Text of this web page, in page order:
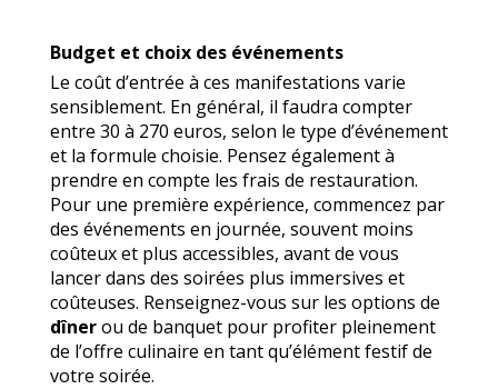
Budget et choix des événements
Le coût d’entrée à ces manifestations varie
sensiblement. En général, il faudra compter
entre 30 à 270 euros, selon le type d’événement
et la formule choisie. Pensez également à
prendre en compte les frais de restauration.
Pour une première expérience, commencez par
des événements en journée, souvent moins
coûteux et plus accessibles, avant de vous
lancer dans des soirées plus immersives et
coûteuses. Renseignez-vous sur les options de
dînerou de banquet pour profiter pleinement
de l’offre culinaire en tant qu’élément festif de
votre soirée.